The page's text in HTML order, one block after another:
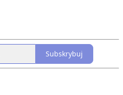
Subskrybuj